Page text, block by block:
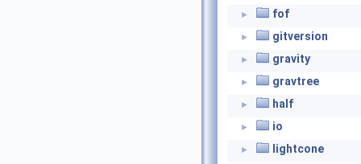
► fof
► gitversion
► gravity
► gravtree
► half
► io
► lightcone